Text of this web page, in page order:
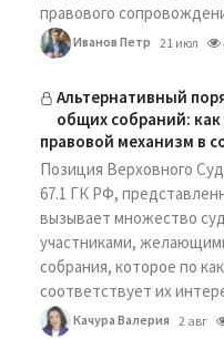
правового
Иванов Петр 21 июл
Альтернативный
общих собраний:
правовой механизм в
Позиция Верховного
67.1 ГК РФ,
вызывает множество
участниками,
собрания, которое по
соответствует их
Качура Валерия 2 авг